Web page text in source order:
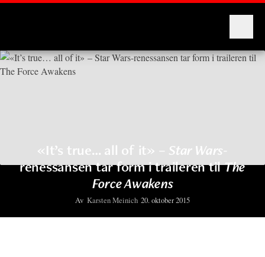
«It’s true… all of it» – Star Wars-
renessansen tar form i traileren tilThe
Force Awakens
Av Karsten Meinich 20. oktober 2015